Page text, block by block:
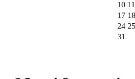
10 11
17 18
24 25
31